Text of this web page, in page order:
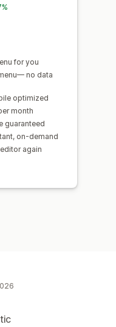
for you
no data
optimized
month
guaranteed
on-demand
again